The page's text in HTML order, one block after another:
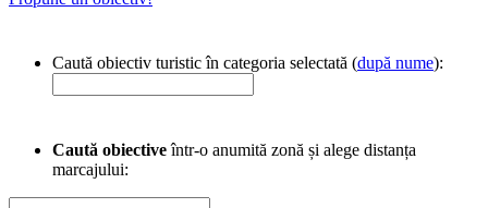
Caută obiectiv turistic în categoria selectată (după nume):
Caută obiectiveîntr-o anumită zonă și alege distanța
marcajului: